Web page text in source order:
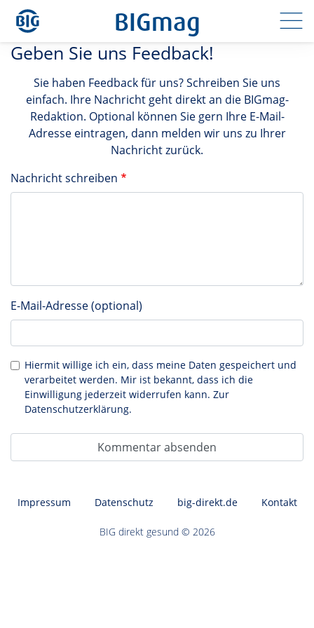
zum
Inhalt
BIGmag
Geben Sie uns Feedback!
Sie haben Feedback für uns? Schreiben Sie uns
einfach. Ihre Nachricht geht direkt an die BIGmag-
Redaktion. Optional können Sie gern Ihre E-Mail-
Adresse eintragen, dann melden wir uns zu Ihrer
Nachricht zurück.
Nachricht schreiben
E-Mail-Adresse (optional)
Hiermit willige ich ein, dass meine Daten gespeichert und
verarbeitet werden. Mir ist bekannt, dass ich die
Einwilligung jederzeit widerrufen kann. Zur
Datenschutzerklärung.
Footer
Impressum Datenschutz big-direkt.de Kontakt
BIG direkt gesund © 2026